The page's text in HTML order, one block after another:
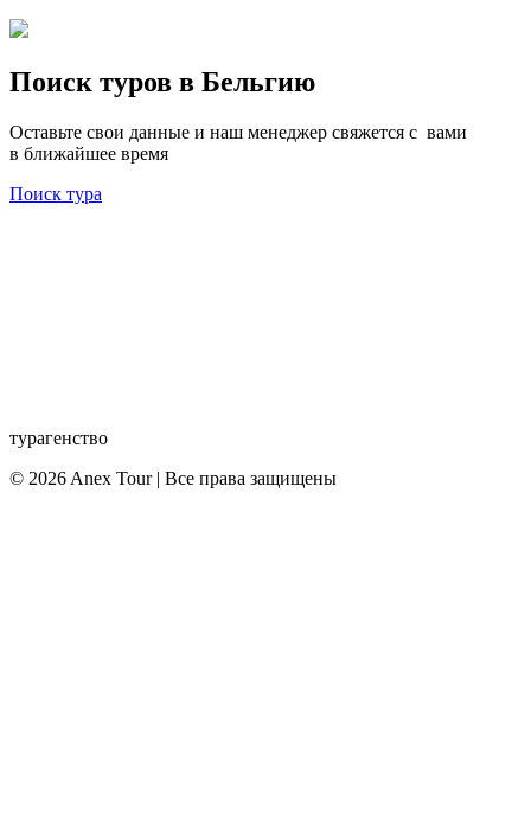
Поиск туров в Бельгию
Оставьте свои данные и наш менеджер свяжется с вами
в ближайшее время
Поиск тура
турагенство
© 2026 Anex Tour | Все права защищены